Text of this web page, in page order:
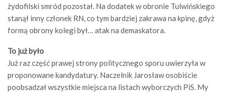
żydofilski smród pozostał. Na dodatek w obronie Tulwińskiego
stanął inny członek RN, co tym bardziej zakrawa na kpinę, gdyż
formą obrony kolegi był… atak na demaskatora.
To już było
Już raz część prawej strony politycznego sporu uwierzyła w
proponowane kandydatury. Naczelnik Jarosław osobiście
poobsadzał wszystkie miejsca na listach wyborczych PiS. My